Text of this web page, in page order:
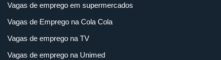
Vagas de emprego em supermercados
Vagas de Emprego na Cola Cola
Vagas de emprego na TV
Vagas de emprego na Unimed